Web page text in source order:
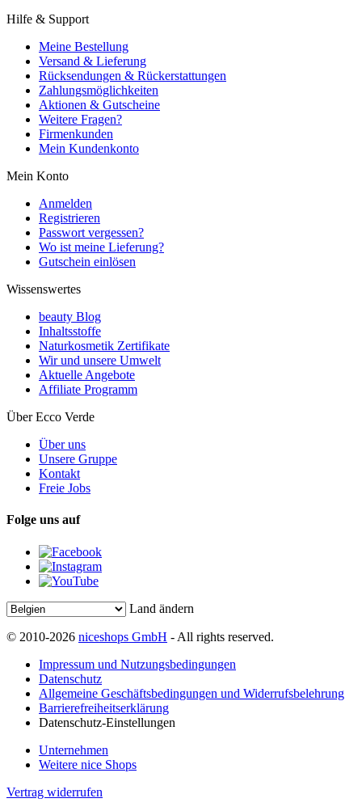
Hilfe & Support
Meine Bestellung
Versand & Lieferung
Rücksendungen & Rückerstattungen
Zahlungsmöglichkeiten
Aktionen & Gutscheine
Weitere Fragen?
Firmenkunden
Mein Kundenkonto
Mein Konto
Anmelden
Registrieren
Passwort vergessen?
Wo ist meine Lieferung?
Gutschein einlösen
Wissenswertes
beauty Blog
Inhaltsstoffe
Naturkosmetik Zertifikate
Wir und unsere Umwelt
Aktuelle Angebote
Affiliate Programm
Über Ecco Verde
Über uns
Unsere Gruppe
Kontakt
Freie Jobs
Folge uns auf
Land ändern
© 2010-2026 niceshops GmbH - All rights reserved.
Impressum und Nutzungsbedingungen
Datenschutz
Allgemeine Geschäftsbedingungen und Widerrufsbelehrung
Barrierefreiheitserklärung
Datenschutz-Einstellungen
Unternehmen
Weitere nice Shops
Vertrag widerrufen